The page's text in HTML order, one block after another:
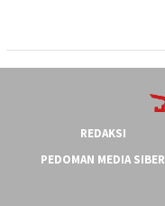
REDAKSI
PEDOMAN MEDIA SIBER